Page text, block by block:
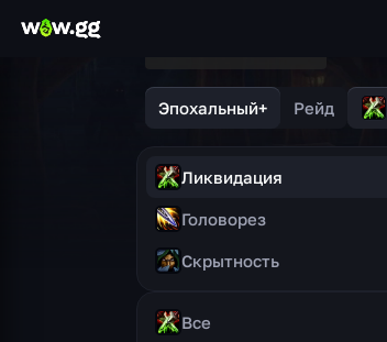
Эпохальный+ Рейд
Ликвидация
Головорез
Скрытность
Все